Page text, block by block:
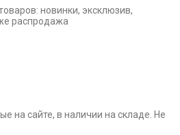
новинки, эксклюзив,
распродажа
на сайте, в наличии на складе. Не